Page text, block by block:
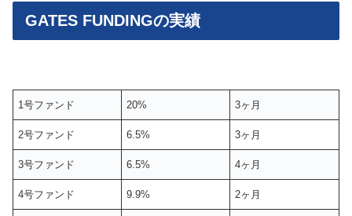
GATES FUNDINGの実績
1号ファンド 20% 3ヶ月
2号ファンド 6.5% 3ヶ月
3号ファンド 6.5% 4ヶ月
4号ファンド 9.9% 2ヶ月